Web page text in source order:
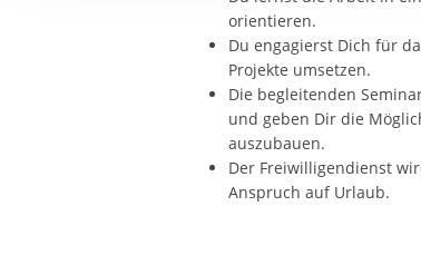
Ihre etwaige
der von Ihnen
aufgrund
orientieren.
Du engagierst Dich für
Projekte umsetzen.
Die begleitenden
und geben Dir die
auszubauen.
Der Freiwilligendienst
Anspruch auf Urlaub.